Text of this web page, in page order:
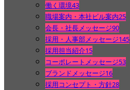
働く環境43
職場案内・本社ビル案内25
会長・社長メッセージ90
採用・人事部メッセージ145
採用担当紹介15
コーポレートメッセージ53
ブランドメッセージ16
採用コンセプト・方針28